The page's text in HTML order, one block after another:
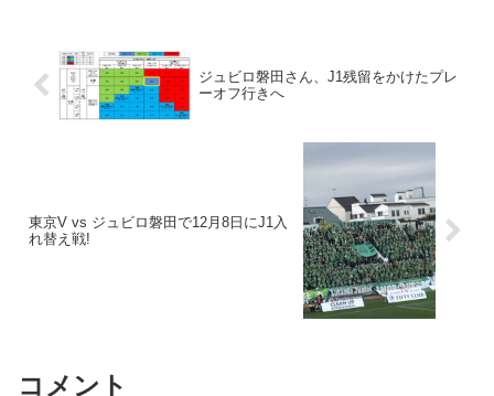
ジュビロ磐田さん、J1残留をかけたプレ
ーオフ行きへ
東京V vs ジュビロ磐田で12月8日にJ1入
れ替え戦!
コメント